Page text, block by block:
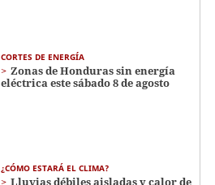
CORTES DE ENERGÍA
Zonas de Honduras sin energía
eléctrica este sábado 8 de agosto
¿CÓMO ESTARÁ EL CLIMA?
Lluvias débiles aisladas y calor de